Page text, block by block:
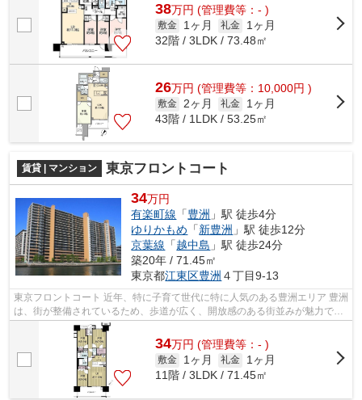
38万円 (管理費等：- )
敷金 1ヶ月 礼金
1ヶ月
32階 / 3LDK / 73.48㎡
26万円 (管理費等：10,000円 )
敷金 2ヶ月 礼金
1ヶ月
43階 / 1LDK / 53.25㎡
賃貸 | マンション 東京フロントコート
34万円
有楽町線 「豊洲 」駅 徒歩4分
ゆりかもめ 「新豊洲 」駅 徒歩12分
京葉線 「越中島 」駅 徒歩24分
築20年 / 71.45㎡
東京都江東区豊洲 ４丁目9-13
東京フロントコート 近年、特に子育て世代に特に人気のある豊洲エリア 豊洲
は、街が整備されているため、歩道が広く、開放感のある街並みが魅力で
す。 スーパーや飲食店、ホームセン...
34万円 (管理費等：- )
敷金 1ヶ月 礼金
1ヶ月
11階 / 3LDK / 71.45㎡